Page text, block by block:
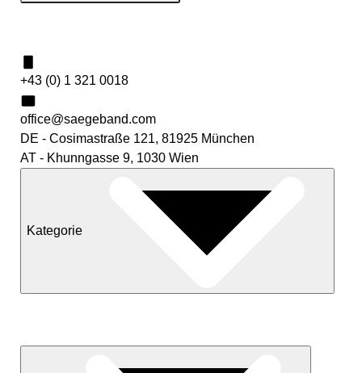
+43 (0) 1 321 0018
office@saegeband.com
DE - Cosimastraße 121, 81925 München
AT - Khunngasse 9, 1030 Wien
Kategorie